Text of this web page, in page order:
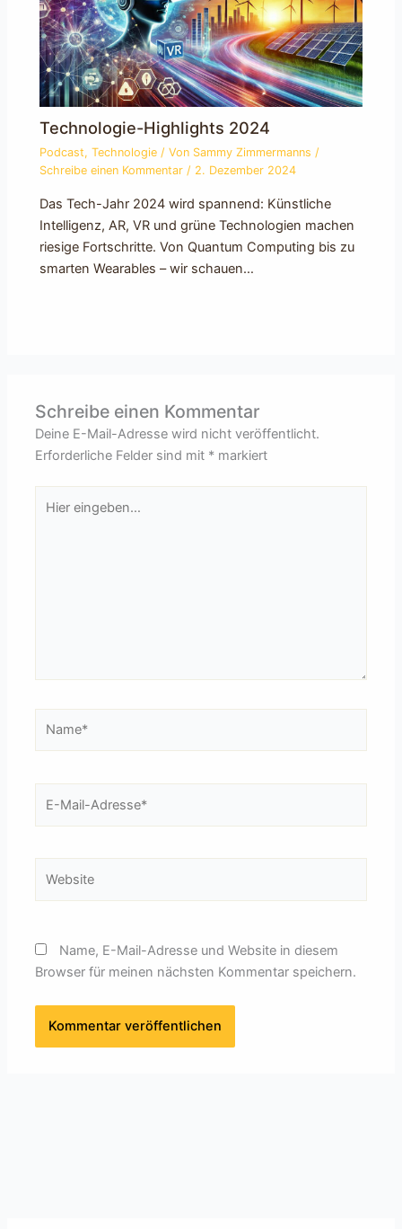
Technologie-Highlights 2024
Podcast,Technologie / Von Sammy Zimmermanns/
Schreibe einen Kommentar / 2. Dezember 2024
Das Tech-Jahr 2024 wird spannend: Künstliche
Intelligenz, AR, VR und grüne Technologien machen
riesige Fortschritte. Von Quantum Computing bis zu
smarten Wearables – wir schauen…
Schreibe einen Kommentar
Deine E-Mail-Adresse wird nicht veröffentlicht.
Erforderliche Felder sind mit * markiert
eingeben…
Mail-
Name, E-Mail-Adresse und Website in diesem
Browser für meinen nächsten Kommentar speichern.